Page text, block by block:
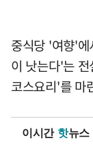
중식당 '여향'
이 낫는다'는
코스요리'를 마
이시간 핫뉴스